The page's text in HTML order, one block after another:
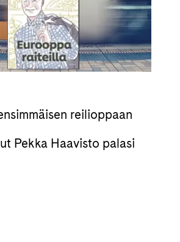
reilioppaan
Pekka Haavisto palasi